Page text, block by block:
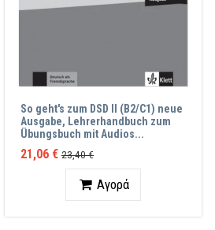
So geht's zum DSD II (B2/C1) neue
Ausgabe, Lehrerhandbuch zum
Übungsbuch mit Audios...
21,06 € 23,40 €
ΠοσότηταΑγορά